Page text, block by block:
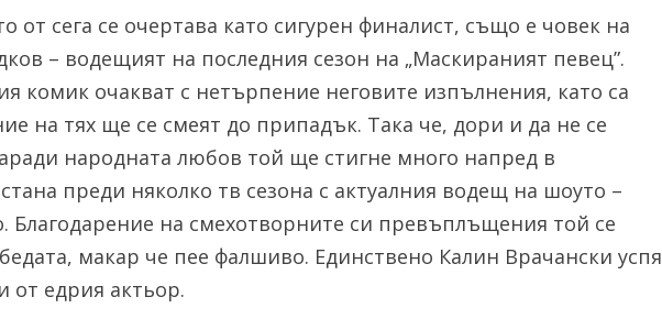
от сега се очертава като сигурен финалист, също е човек на
– водещият на последния сезон на „Маскираният певец”.
комик очакват с нетърпение неговите изпълнения, като са
на тях ще се смеят до припадък. Така че, дори и да не се
народната любов той ще стигне много напред в
преди няколко тв сезона с актуалния водещ на шоуто –
Благодарение на смехотворните си превъплъщения той се
макар че пее фалшиво. Единствено Калин Врачански успя
от едрия актьор.